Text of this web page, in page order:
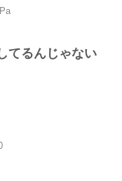
てるんじゃない